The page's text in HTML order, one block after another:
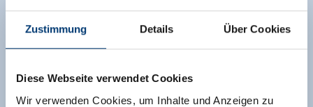
Zustimmung Details Über Cookies
Diese Webseite verwendet Cookies
Wir verwenden Cookies, um Inhalte und Anzeigen zu